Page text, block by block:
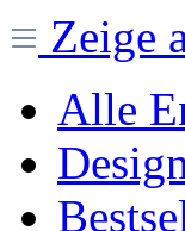
Zeige
Alle